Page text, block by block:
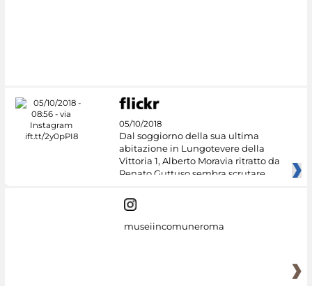
05/10/2018
Dal soggiorno della sua ultima
abitazione in Lungotevere della
Vittoria 1, Alberto Moravia ritratto da
Renato Guttuso sembra scrutare
museiincomuneroma